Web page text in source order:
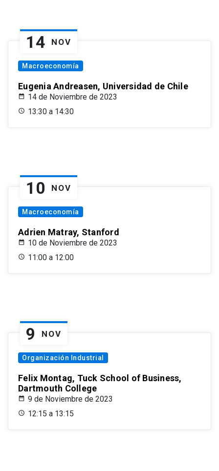
14 NOV
Macroeconomía
Eugenia Andreasen, Universidad de Chile
14 de Noviembre de 2023
13:30 a 14:30
10 NOV
Macroeconomía
Adrien Matray, Stanford
10 de Noviembre de 2023
11:00 a 12:00
9 NOV
Organización Industrial
Felix Montag, Tuck School of Business,
Dartmouth College
9 de Noviembre de 2023
12:15 a 13:15